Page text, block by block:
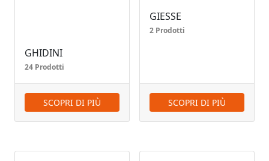
GHIDINI
24 Prodotti
SCOPRI DI PIÙ
GIESSE
2 Prodotti
SCOPRI DI PIÙ